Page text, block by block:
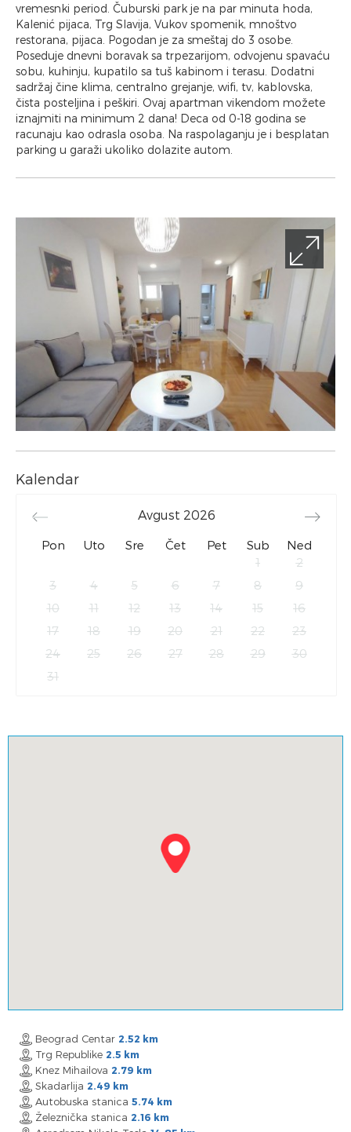
vremesnki period. Čuburski park je na par minuta hoda,
Kalenić pijaca, Trg Slavija, Vukov spomenik, mnoštvo
restorana, pijaca. Pogodan je za smeštaj do 3 osobe.
Poseduje dnevni boravak sa trpezarijom, odvojenu spavaću
sobu, kuhinju, kupatilo sa tuš kabinom i terasu. Dodatni
sadržaj čine klima, centralno grejanje, wifi, tv, kablovska,
čista posteljina i peškiri. Ovaj apartman vikendom možete
iznajmiti na minimum 2 dana! Deca od 0-18 godina se
racunaju kao odrasla osoba. Na raspolaganju je i besplatan
parking u garaži ukoliko dolazite autom.
Kalendar
Avgust 2026
Pon Uto Sre Čet Pet Sub
Ned
1
2
3
4 5 6 7 8
9
10
11 12 13 14 15
16
17
18 19 20 21 22
23
24
25 26 27 28 29
30
31
Beograd Centar 2.52 km
Trg Republike 2.5 km
Knez Mihailova 2.79 km
Skadarlija 2.49 km
Autobuska stanica 5.74 km
Železnička stanica 2.16 km